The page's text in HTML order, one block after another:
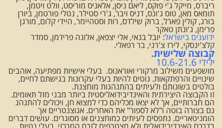
ריברס, מייקל ג'י פוקס, ליאם ניסן, אלאניס מוריסט, וולט ויטמן,
תומאס מאן, טוס ג'ונס, דניס ויבר, ג'רי סטילר, נטלי פורטמן, ביורן
בורג, קולין פארל, ברוק שילדס, רות וסטהיימר, היידי קלום, מורגן
פרימן, ג'ונתן טאקר
ידוענים בישראל: יובל בנאי, אלי יצפאן, אלונה פרידמן, סמדר
קלצ'ינסקי, לירז צ'רני, בר רפאלי.
קבוצה שלישית.
ילידי 10.6-21.6
מושפעים משילוב מרקורי ואוראנוס. בעלי אישיות מפתיעה, אוהבים
שינויים והרפתקאות. נוטים להיות בעלי עקרונות בגישתם לחיים,
בולטים בשונותם ולעיתים בהתנהגות מוחצנת.
זו הקבוצה היצירתית והאינדיבידואליסטית ביותר מבני מזל תאומים.
הם חברותיים, אך לא יצאו מכליהם כדי למצוא חן, ויכולים להתנהג
גם בצורה בוטה ו"לא לספור" את האחרים. אגוצנטריים אך
הומניטאריים. נתפסים לעיתים כמוחצנים או מסוגרים. עושים דברים